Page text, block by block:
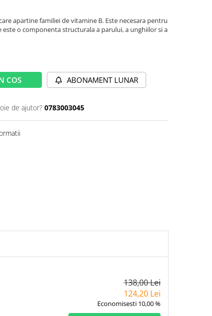
apartine familiei de vitamine B. Este necesara pentru
o componenta structurala a parului, a unghiilor si a
COS ABONAMENT LUNAR
de ajutor? 0783003045
138,00 Lei
124,20 Lei
Economisesti 10,00 %